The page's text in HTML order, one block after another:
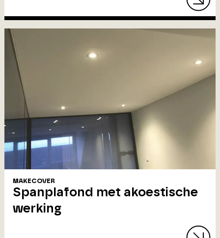
MAKECOVER
Spanplafond met akoestische
werking